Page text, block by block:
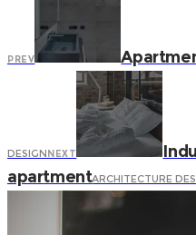
PREV
DESIGN NEXT
apartmentARCHITECTURE